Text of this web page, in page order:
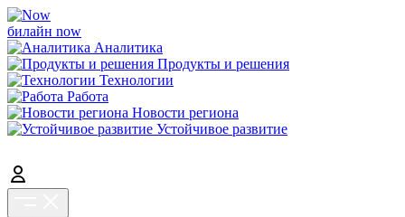
билайн now
Аналитика
Продукты и решения
Технологии
Работа
Новости региона
Устойчивое развитие